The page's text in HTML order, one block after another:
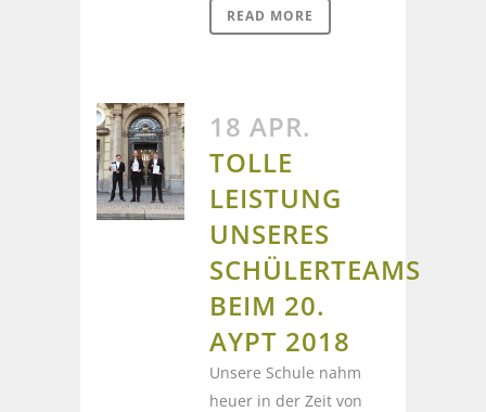
READ MORE
18 APR.
TOLLE
LEISTUNG
UNSERES
SCHÜLERTEAMS
BEIM 20.
AYPT 2018
Unsere Schule nahm
heuer in der Zeit von